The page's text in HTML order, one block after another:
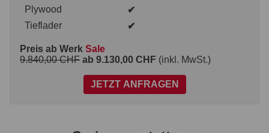
Plywood
✔
Tieflader
✔
Preis ab Werk Sale
9.840,00 CHF ab 9.130,00 CHF (inkl. MwSt.)
JETZT ANFRAGEN